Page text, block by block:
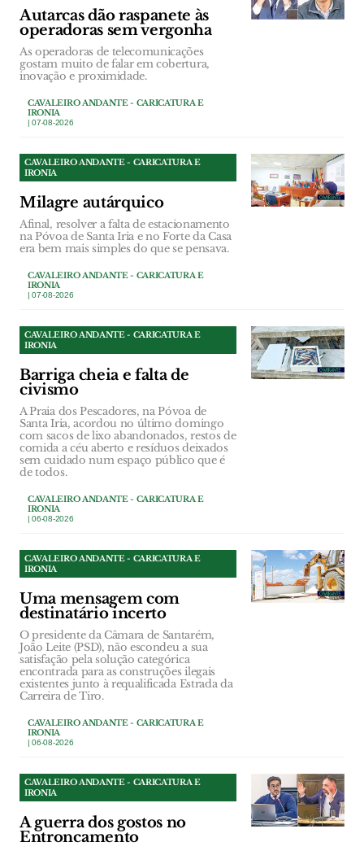
Autarcas dão raspanete às
operadoras sem vergonha
As operadoras de telecomunicações
gostam muito de falar em cobertura,
inovação e proximidade.
CAVALEIRO ANDANTE - CARICATURA E
IRONIA
| 07-08-2026
CAVALEIRO ANDANTE - CARICATURA E
IRONIA
Milagre autárquico
Afinal, resolver a falta de estacionamento
na Póvoa de Santa Iria e no Forte da Casa
era bem mais simples do que se pensava.
CAVALEIRO ANDANTE - CARICATURA E
IRONIA
| 07-08-2026
CAVALEIRO ANDANTE - CARICATURA E
IRONIA
Barriga cheia e falta de
civismo
A Praia dos Pescadores, na Póvoa de
Santa Iria, acordou no último domingo
com sacos de lixo abandonados, restos de
comida a céu aberto e resíduos deixados
sem cuidado num espaço público que é
de todos.
CAVALEIRO ANDANTE - CARICATURA E
IRONIA
| 06-08-2026
CAVALEIRO ANDANTE - CARICATURA E
IRONIA
Uma mensagem com
destinatário incerto
O presidente da Câmara de Santarém,
João Leite (PSD), não escondeu a sua
satisfação pela solução categórica
encontrada para as construções ilegais
existentes junto à requalificada Estrada da
Carreira de Tiro.
CAVALEIRO ANDANTE - CARICATURA E
IRONIA
| 06-08-2026
CAVALEIRO ANDANTE - CARICATURA E
IRONIA
A guerra dos gostos no
Entroncamento